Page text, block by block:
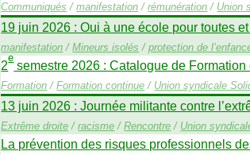
Communiqués /manifestation /rémunération / Union
19 juin 2026 : Oui à une école pour toutes
manifestation /Mineurs isolés /protection de
2esemestre 2026 : Catalogue de
Formation /Formation continue / Union syndicale
13 juin 2026 : Journée militante contre
Extrême droite /racisme /Rencontre / Union
La prévention des risques professionnels